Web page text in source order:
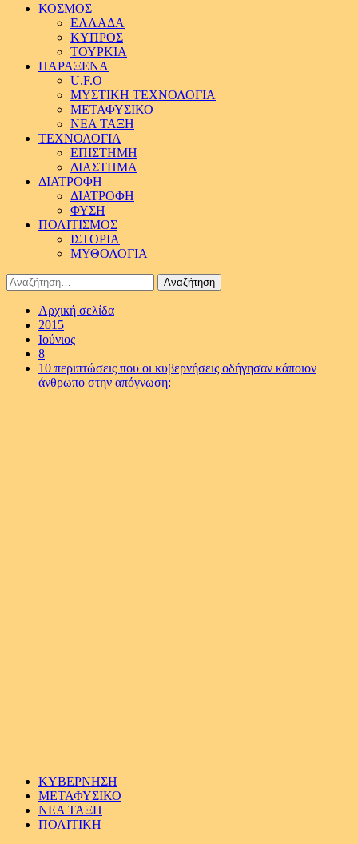
ΚΟΣΜΟΣ
ΕΛΛΑΔΑ
ΚΥΠΡΟΣ
ΤΟΥΡΚΙΑ
ΠΑΡΑΞΕΝΑ
U.F.O
ΜΥΣΤΙΚΗ ΤΕΧΝΟΛΟΓΙΑ
ΜΕΤΑΦΥΣΙΚΟ
ΝΕΑ ΤΑΞΗ
ΤΕΧΝΟΛΟΓΙΑ
ΕΠΙΣΤΗΜΗ
ΔΙΑΣΤΗΜΑ
ΔΙΑΤΡΟΦΗ
ΔΙΑΤΡΟΦΗ
ΦΥΣΗ
ΠΟΛΙΤΙΣΜΟΣ
ΙΣΤΟΡΙΑ
ΜΥΘΟΛΟΓΙΑ
Αναζήτηση
για:
Αρχική σελίδα
2015
Ιούνιος
8
10 περιπτώσεις που οι κυβερνήσεις οδήγησαν κάποιον
άνθρωπο στην απόγνωση:
ΚΥΒΕΡΝΗΣΗ
ΜΕΤΑΦΥΣΙΚΟ
ΝΕΑ ΤΑΞΗ
ΠΟΛΙΤΙΚΗ